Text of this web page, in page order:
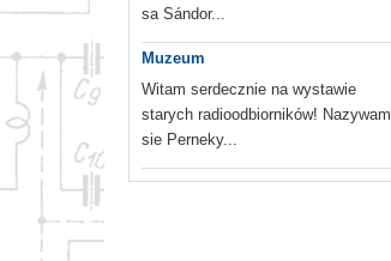
sa Sándor...
Muzeum
Witam serdecznie na wystawie
starych radioodbiorników! Nazywam
sie Perneky...